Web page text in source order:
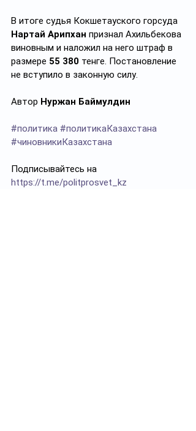
В итоге судья Кокшетауского горсуда
Нартай Арипхан признал Ахильбекова
виновным и наложил на него штраф в
размере 55 380 тенге. Постановление
не вступило в законную силу.
Автор Нуржан Баймулдин
#политика #политикаКазахстана
#чиновникиКазахстана
Подписывайтесь на
https://t.me/politprosvet_kz